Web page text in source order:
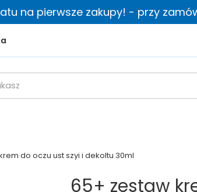
na pierwsze zakupy! - przy
do oczu ust szyi i dekoltu 30ml
65+ zestaw